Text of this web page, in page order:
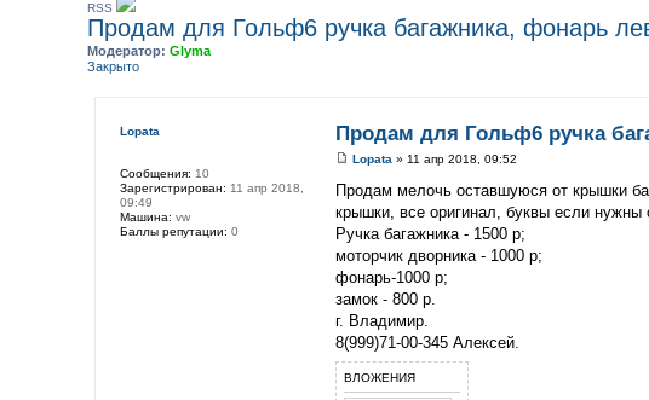
RSS
Продам для Гольф6 ручка багажника, фонарь
Модератор: Glyma
Закрыто
Продам для Гольф6 ручка
Lopata » 11 апр 2018, 09:52
Продам мелочь оставшуюся от крышки
крышки, все оригинал, буквы если
Ручка багажника - 1500 р;
моторчик дворника - 1000 р;
фонарь-1000 р;
замок - 800 р.
г. Владимир.
8(999)71-00-345 Алексей.
ВЛОЖЕНИЯ
Lopata
Сообщения: 10
Зарегистрирован: 11 апр 2018,
09:49
Машина: vw
Баллы репутации: 0